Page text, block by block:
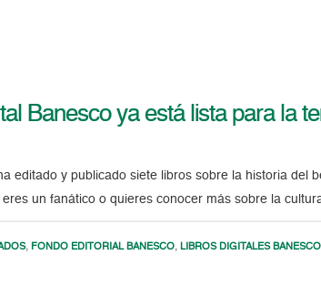
Banesco ya está lista para la
editado y publicado siete libros sobre la historia del
un fanático o quieres conocer más sobre la
, FONDO EDITORIAL BANESCO, LIBROS DIGITALES BANESCO